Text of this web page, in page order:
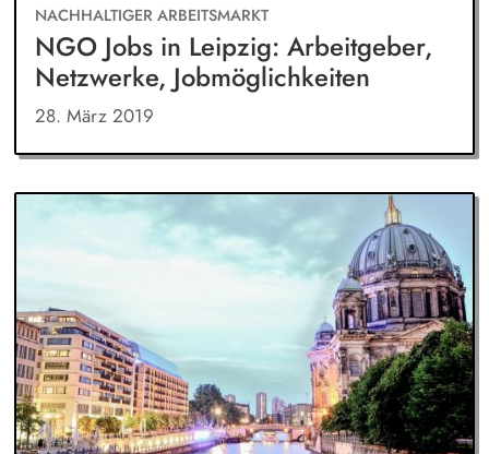
NACHHALTIGER ARBEITSMARKT
NGO Jobs in Leipzig: Arbeitgeber,
Netzwerke, Jobmöglichkeiten
28. März 2019